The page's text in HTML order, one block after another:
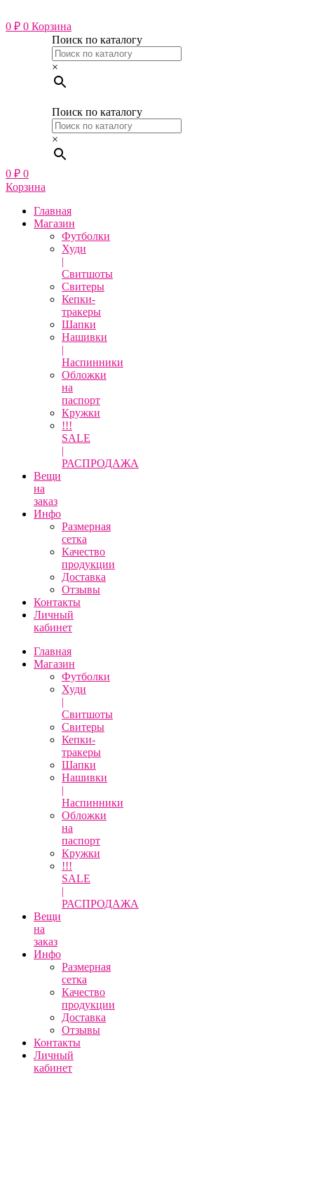
к
содержимому
0 ₽ 0 Корзина
Поиск по каталогу
×
Поиск по каталогу
×
0 ₽ 0
Корзина
Главная
Магазин
Футболки
Худи
|
Свитшоты
Свитеры
Кепки-
тракеры
Шапки
Нашивки
|
Наспинники
Обложки
на
паспорт
Кружки
!!!
SALE
|
РАСПРОДАЖА
Вещи
на
заказ
Инфо
Размерная
сетка
Качество
продукции
Доставка
Отзывы
Контакты
Личный
кабинет
Главная
Магазин
Футболки
Худи
|
Свитшоты
Свитеры
Кепки-
тракеры
Шапки
Нашивки
|
Наспинники
Обложки
на
паспорт
Кружки
!!!
SALE
|
РАСПРОДАЖА
Вещи
на
заказ
Инфо
Размерная
сетка
Качество
продукции
Доставка
Отзывы
Контакты
Личный
кабинет